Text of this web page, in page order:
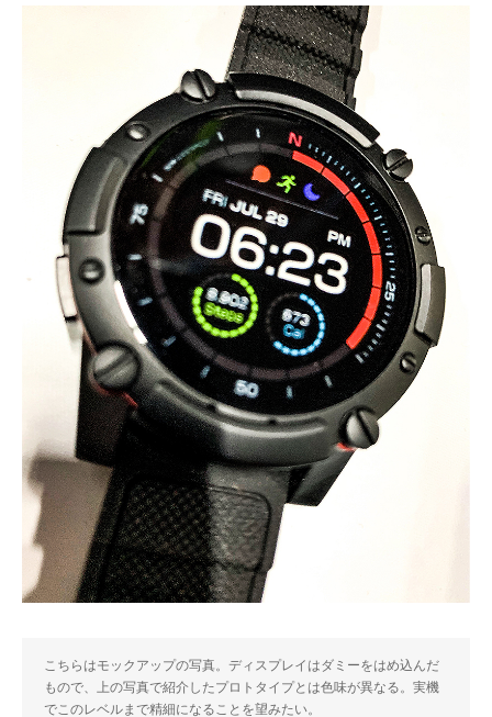
こちらはモックアップの写真。ディスプレイはダミーをはめ込んだ
もので、上の写真で紹介したプロトタイプとは色味が異なる。実機
でこのレベルまで精細になることを望みたい。